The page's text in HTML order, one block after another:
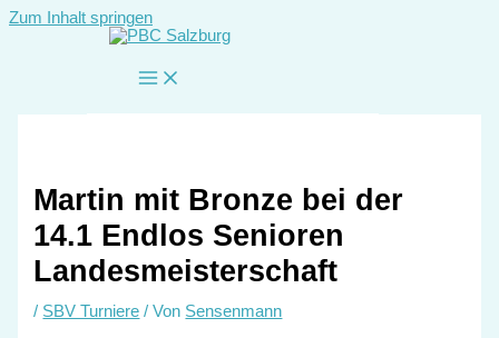
Zum Inhalt springen
Martin mit Bronze bei der
14.1 Endlos Senioren
Landesmeisterschaft
/ SBV Turniere / Von Sensenmann